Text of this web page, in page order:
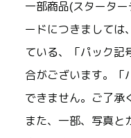
一部商品(スタータ
ードにつきましては
ている、「パック記
合がございます。「
できません。ご了承
また、一部、写真と